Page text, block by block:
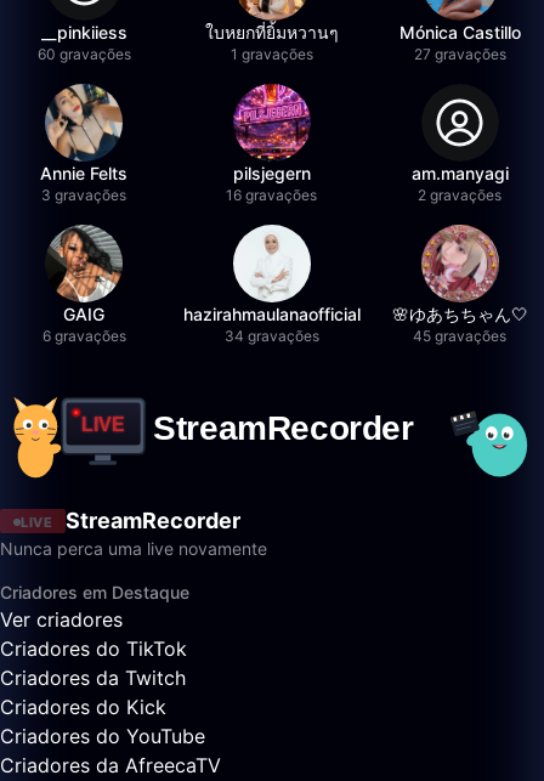
__pinkiiess
60 gravações
ใบหยกที่ยิ้มหวานๆ
1 gravações
Mónica Castillo
27 gravações
Annie Felts
3 gravações
pilsjegern
16 gravações
am.manyagi
2 gravações
GAIG
6 gravações
hazirahmaulanaofficial
34 gravações
🌸ゆあちちゃん🤍
45 gravações
LIVE StreamRecorder
Nunca perca uma live novamente
Criadores em Destaque
Ver criadores
Criadores do TikTok
Criadores da Twitch
Criadores do Kick
Criadores do YouTube
Criadores da AfreecaTV